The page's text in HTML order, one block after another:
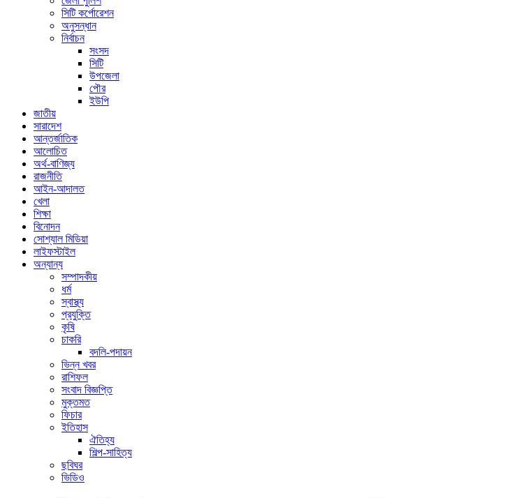
সিটি কর্পোরেশন
অনুসন্ধান
নির্বাচন
সংসদ
সিটি
উপজেলা
পৌর
ইউপি
জাতীয়
সারাদেশ
আন্তর্জাতিক
আলোচিত
অর্থ-বাণিজ্য
রাজনীতি
আইন-আদালত
খেলা
শিক্ষা
বিনোদন
সোশ্যাল মিডিয়া
লাইফস্টাইল
অন্যান্য
সম্পাদকীয়
ধর্ম
স্বাস্থ্য
প্রযুক্তি
কৃষি
চাকরি
বদলি-পদায়ন
ভিন্ন খবর
রাশিফল
সংবাদ বিজ্ঞপ্তি
মুক্তমত
ফিচার
ইতিহাস
ঐতিহ্য
শিল্প-সাহিত্য
ছবিঘর
ভিডিও